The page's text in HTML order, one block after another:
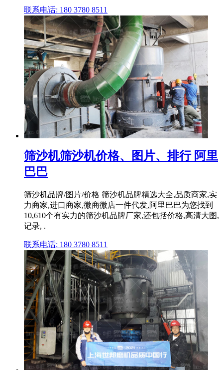
联系电话: 180 3780 8511
筛沙机筛沙机价格、图片、排行 阿里
巴巴
筛沙机品牌/图片/价格 筛沙机品牌精选大全,品质商家,实
力商家,进口商家,微商微店一件代发,阿里巴巴为您找到
10,610个有实力的筛沙机品牌厂家,还包括价格,高清大图,
记录, .
联系电话: 180 3780 8511